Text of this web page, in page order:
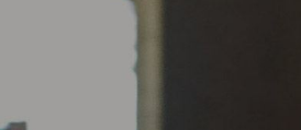
القطاعـات